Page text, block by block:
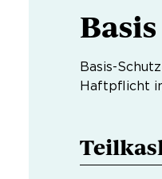
Basis
Basis-
Haftpflicht